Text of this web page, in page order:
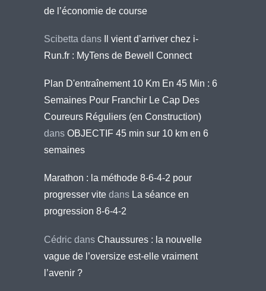
de l’économie de course
Scibetta dans
Il vient d’arriver chez i-
Run.fr : MyTens de Bewell Connect
Plan D'entraînement 10 Km En 45 Min : 6
Semaines Pour Franchir Le Cap Des
Coureurs Réguliers (en Construction)
dans OBJECTIF 45 min sur 10 km en 6
semaines
Marathon : la méthode 8-6-4-2 pour
progresser vite dans La séance en
progression 8-6-4-2
Cédric dans Chaussures : la nouvelle
vague de l’oversize est-elle vraiment
l’avenir ?